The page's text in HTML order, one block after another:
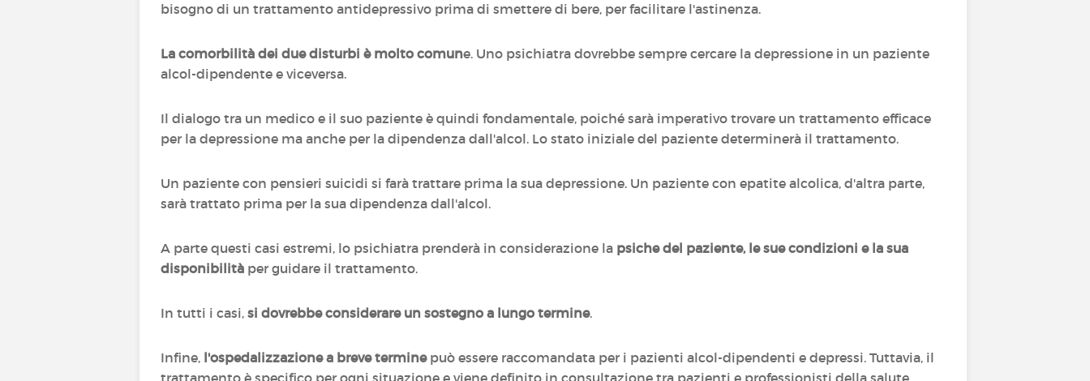
bisogno di un trattamento antidepressivo prima di smettere di bere, per facilitare l'astinenza.
La comorbilità dei due disturbi è molto comune. Uno psichiatra dovrebbe sempre cercare la depressione in un paziente
alcol-dipendente e viceversa.
Il dialogo tra un medico e il suo paziente è quindi fondamentale, poiché sarà imperativo trovare un trattamento efficace
per la depressione ma anche per la dipendenza dall'alcol. Lo stato iniziale del paziente determinerà il trattamento.
Un paziente con pensieri suicidi si farà trattare prima la sua depressione. Un paziente con epatite alcolica, d'altra parte,
sarà trattato prima per la sua dipendenza dall'alcol.
A parte questi casi estremi, lo psichiatra prenderà in considerazione la psiche del paziente, le sue condizioni e la sua
disponibilità per guidare il trattamento.
In tutti i casi, si dovrebbe considerare un sostegno a lungo termine.
Infine, l'ospedalizzazione a breve terminepuò essere raccomandata per i pazienti alcol-dipendenti e depressi. Tuttavia, il
trattamento è specifico per ogni situazione e viene definito in consultazione tra pazienti e professionisti della salute.